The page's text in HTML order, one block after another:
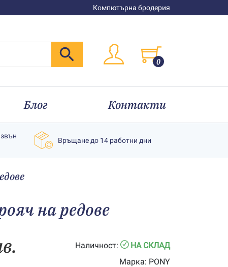
Компютърна бродерия
0
Блог Контакти
Връщане до 14 работни дни
на редове
Наличност:
НА СКЛАД
Марка: PONY